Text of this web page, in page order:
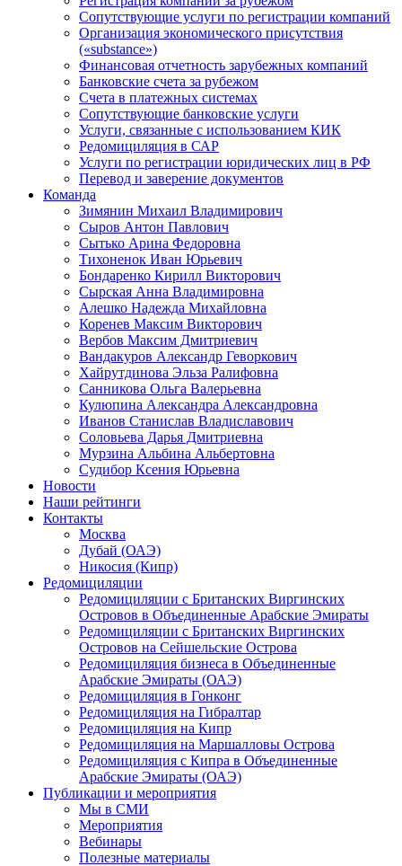
Сопутствующие услуги по регистрации компаний
Организация экономического присутствия
(«substance»)
Финансовая отчетность зарубежных компаний
Банковские счета за рубежом
Счета в платежных системах
Сопутствующие банковские услуги
Услуги, связанные с использованием КИК
Редомициляция в САР
Услуги по регистрации юридических лиц в РФ
Перевод и заверение документов
Команда
Зимянин Михаил Владимирович
Сыров Антон Павлович
Сытько Арина Федоровна
Тихоненок Иван Юрьевич
Бондаренко Кирилл Викторович
Сырская Анна Владимировна
Алешко Надежда Михайловна
Коренев Максим Викторович
Вербов Максим Дмитриевич
Вандакуров Александр Геворкович
Хайрутдинова Эльза Ралифовна
Санникова Ольга Валерьевна
Кулюпина Александра Александровна
Иванов Станислав Владиславович
Соловьева Дарья Дмитриевна
Мурзина Альбина Альбертовна
Судибор Ксения Юрьевна
Новости
Наши рейтинги
Контакты
Москва
Дубай (ОАЭ)
Никосия (Кипр)
Редомициляции
Редомициляции с Британских Виргинских
Островов в Объединенные Арабские Эмираты
Редомициляции с Британских Виргинских
Островов на Сейшельские Острова
Редомициляция бизнеса в Объединенные
Арабские Эмираты (ОАЭ)
Редомициляция в Гонконг
Редомициляция на Гибралтар
Редомициляция на Кипр
Редомициляция на Маршалловы Острова
Редомициляция с Кипра в Объединенные
Арабские Эмираты (ОАЭ)
Публикации и мероприятия
Мы в СМИ
Мероприятия
Вебинары
Полезные материалы